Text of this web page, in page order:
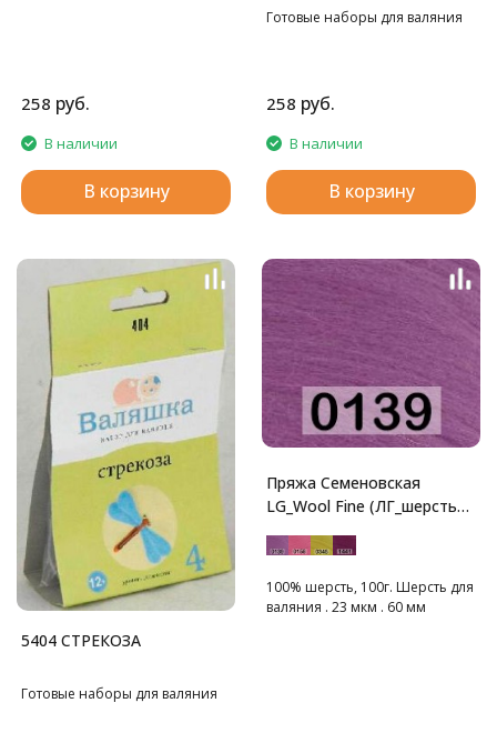
258 руб.
В наличии
В корзину
Готовые наборы для валяния
258 руб.
В наличии
В корзину
5404 СТРЕКОЗА
Готовые наборы для валяния
Пряжа Семеновская
LG_Wool Fine (ЛГ_шерсть
100% шерсть, 100г. Шерсть для
валяния . 23 мкм . 60 мм